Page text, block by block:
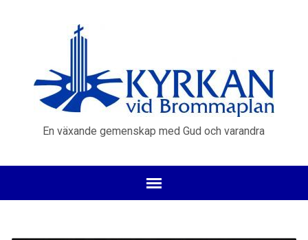
En växande gemenskap med Gud och varandra